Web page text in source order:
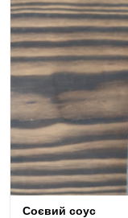
Соєвий соус